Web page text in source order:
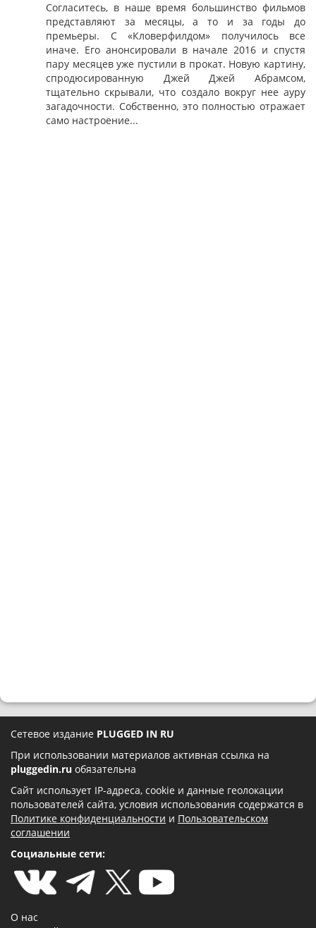
Согласитесь, в наше время большинство фильмов
представляют за месяцы, а то и за годы до
премьеры. С «Кловерфилдом» получилось все
иначе. Его анонсировали в начале 2016 и спустя
пару месяцев уже пустили в прокат. Новую картину,
спродюсированную Джей Джей Абрамсом,
тщательно скрывали, что создало вокруг нее ауру
загадочности. Собственно, это полностью отражает
само настроение...
Сетевое издание PLUGGED IN RU
При использовании материалов активная ссылка на
pluggedin.ru обязательна
Сайт использует IP-адреса, cookie и данные геолокации
пользователей сайта, условия использования содержатся в
Политике конфиденциальности и Пользовательском
соглашении
Социальные сети:
О нас